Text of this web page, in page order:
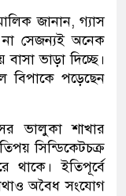
জানান, গ্যাস
সেজন্যই অনেক
ভাড়া দিচ্ছে।
বিপাকে পড়েছেন
ভালুকা শাখার
সিন্ডিকেটচক্র
থাকে। ইতিপূর্বে
অবৈধ সংযোগ